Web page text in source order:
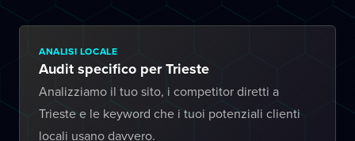
ANALISI LOCALE
Audit specifico per Trieste
Analizziamo il tuo sito, i competitor diretti a
Trieste e le keyword che i tuoi potenziali clienti
locali usano davvero.